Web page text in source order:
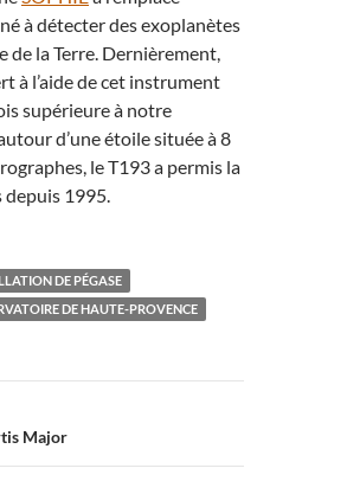
à détecter des exoplanètes
de la Terre. Dernièrement,
à l’aide de cet instrument
supérieure à notre
d’une étoile située à 8
le T193 a permis la
depuis 1995.
DE PÉGASE
DE HAUTE-PROVENCE
Major